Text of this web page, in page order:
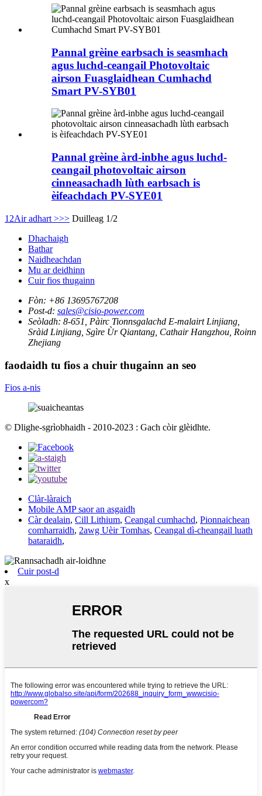
Pannal grèine earbsach is seasmhach
agus luchd-ceangail Photovoltaic
airson Fuasglaidhean Cumhachd
Smart PV-SYB01
Pannal grèine àrd-inbhe agus luchd-
ceangail photovoltaic airson
cinneasachadh lùth earbsach is
èifeachdach PV-SYE01
1 2Air adhart >>> Duilleag 1/2
Dhachaigh
Bathar
Naidheachdan
Mu ar deidhinn
Cuir fios thugainn
Fòn: +86 13695767208
Post-d: sales@cisio-power.com
Seòladh: 8-651, Pàirc Tionnsgalachd E-malairt Linjiang,
Sràid Linjiang, Sgìre Ùr Qiantang, Cathair Hangzhou, Roinn
Zhejiang
faodaidh tu fios a chuir thugainn an seo
Fios a-nis
© Dlighe-sgrìobhaidh - 2010-2023 : Gach còir glèidhte.
Clàr-làraich
Mobile AMP saor an asgaidh
Càr dealain, Cill Lithium, Ceangal cumhachd, Pionnaichean
comharraidh, 2awg Uèir Tomhas, Ceangal dì-cheangail luath
bataraidh,
Cuir post-d
x